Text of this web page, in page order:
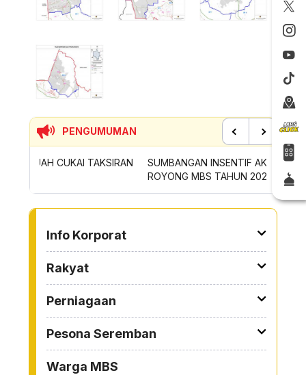
PENGUMUMAN
SUMBANGAN INSENTIF AKTIVITI GOTONG-
ROYONG MBS TAHUN 2026
Info Korporat
Rakyat
Perniagaan
Pesona Seremban
Warga MBS